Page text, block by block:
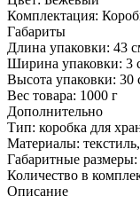
Комплектация:
Габариты
Длина упаковки: 43
Ширина упаковки: 3
Высота упаковки: 30
Вес товара: 1000 г
Дополнительно
Тип: коробка для
Материалы:
Габаритные
Количество в
Описание